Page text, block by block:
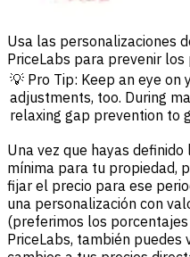
Usa las personalizaciones
PriceLabs para prevenir
💡 Pro Tip: Keep an eye
adjustments, too. During
relaxing gap prevention to
Una vez que hayas
mínima para tu propiedad,
fijar el precio para ese
una personalización con
(preferimos los
PriceLabs, también